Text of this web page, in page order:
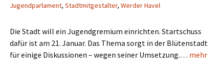
Jugendparlament, Stadtmitgestalter, Werder Havel
Die Stadt will ein Jugendgremium einrichten. Startschuss
dafür ist am 21. Januar. Das Thema sorgt in der Blütenstadt
für einige Diskussionen – wegen seiner Umsetzung.… mehr